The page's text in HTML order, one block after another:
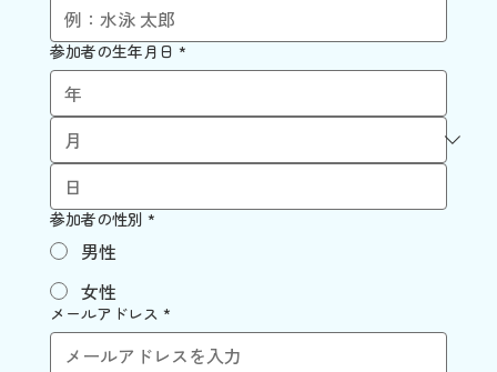
参加者の生年月日 *
参加者の性別 *
男性
女性
メールアドレス *